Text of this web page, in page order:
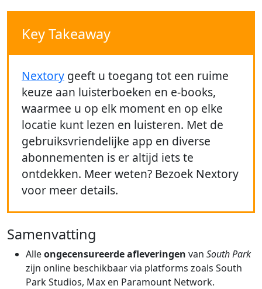
Key Takeaway
Nextory geeft u toegang tot een ruime
keuze aan luisterboeken en e-books,
waarmee u op elk moment en op elke
locatie kunt lezen en luisteren. Met de
gebruiksvriendelijke app en diverse
abonnementen is er altijd iets te
ontdekken. Meer weten? Bezoek Nextory
voor meer details.
Samenvatting
Alleongecensureerde afleveringen van South Park
zijn online beschikbaar via platforms zoals South
Park Studios, Max en Paramount Network.